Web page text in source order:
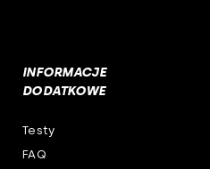
INFORMACJE
DODATKOWE
Testy
FAQ